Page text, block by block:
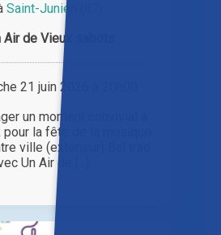
Saint-Junien (87)
Air de Vieux sabots
21 juin 2026 à 20h00
un moment convivial à
la fête de la musique
ville (extérieur) Bal trad
Un Air de [...]